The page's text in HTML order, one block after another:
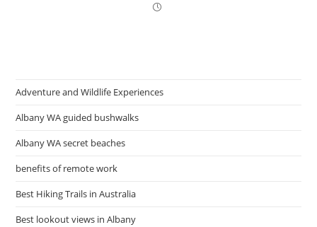
Adventure and Wildlife Experiences
Albany WA guided bushwalks
Albany WA secret beaches
benefits of remote work
Best Hiking Trails in Australia
Best lookout views in Albany